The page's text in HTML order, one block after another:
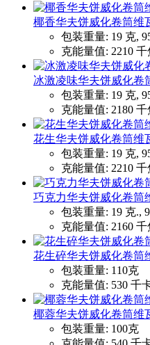
椰香华夫饼威化卷筒维
包装重量: 19 克,
克能量值: 2210
冰激凌味华夫饼威化卷
包装重量: 19 克,
克能量值: 2180
花生华夫饼威化卷筒维
包装重量: 19 克,
克能量值: 2210
巧克力华夫饼威化卷筒
包装重量: 19 克.,
克能量值: 2160
花生碎华夫饼威化卷筒
包装重量: 110克
克能量值: 530 千
椰蓉华夫饼威化卷筒维
包装重量: 100克